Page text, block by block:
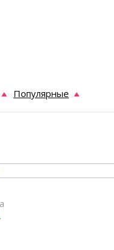
Популярные